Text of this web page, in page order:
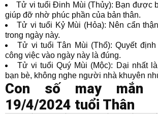
Tử vi tuổi Đinh Mùi (Thủy): Bạn được
giúp đỡ nhờ phúc phần của bản thân.
Tử vi tuổi Kỷ Mùi (Hỏa): Nên cẩn
trong ngày này.
Tử vi tuổi Tân Mùi (Thổ): Quyết
công việc vào ngày này là đúng.
Tử vi tuổi Quý Mùi (Mộc): Dại nhất
bạn bè, không nghe người nhà khuyên
Con số may mắn
19/4/2024 tuổi Thân